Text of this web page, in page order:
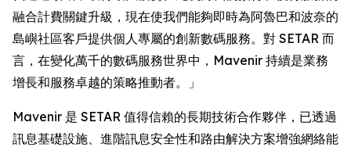
融合計費關鍵升級，現在使我們能夠即時為阿魯巴和波奈的
島嶼社區客戶提供個人專屬的創新數碼服務。對 SETAR 而
言，在變化萬千的數碼服務世界中，Mavenir 持續是業務
增長和服務卓越的策略推動者。」
Mavenir 是 SETAR 值得信賴的長期技術合作夥伴，已透過
訊息基礎設施、進階訊息安全性和路由解決方案增強網絡能